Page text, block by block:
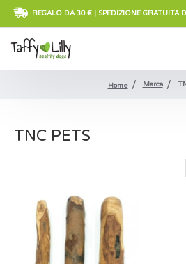
REGALO DA 30 € | SPEDIZIONE GRATUITA
Home Marca
TNC PETS